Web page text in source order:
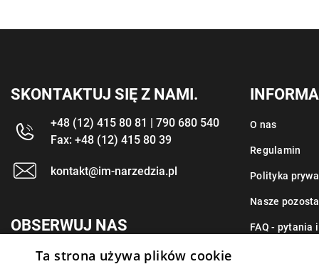
SKONTAKTUJ SIĘ Z NAMI.
+48 (12) 415 80 81 | 790 680 540
Fax: +48 (12) 415 80 39
kontakt@im-narzedzia.pl
OBSERWUJ NAS
O nas
Regulamin
Polityka
Nasze
FAQ - pytania
Ta strona używa plików cookie